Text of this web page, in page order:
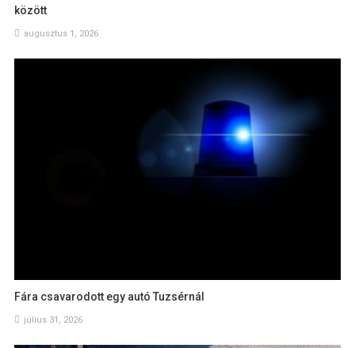
között
augusztus 1, 2026
Fára csavarodott egy autó Tuzsérnál
július 31, 2026